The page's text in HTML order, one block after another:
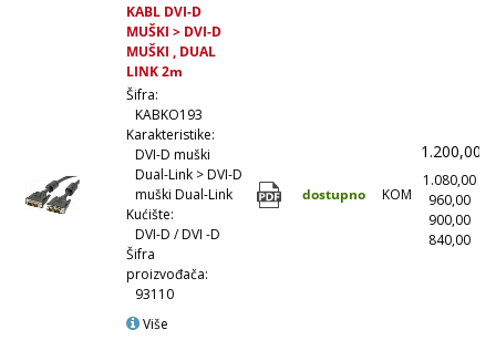
KABL DVI-D
MUŠKI > DVI-D
MUŠKI , DUAL
LINK 2m
Šifra:
KABKO193
Karakteristike:
DVI-D muški
Dual-Link > DVI-D
muški Dual-Link
Kućište:
DVI-D / DVI -D
Šifra
proizvođača:
93110
Više
dostupno KOM
1.200,00
1.080,00
960,00
900,00
840,00